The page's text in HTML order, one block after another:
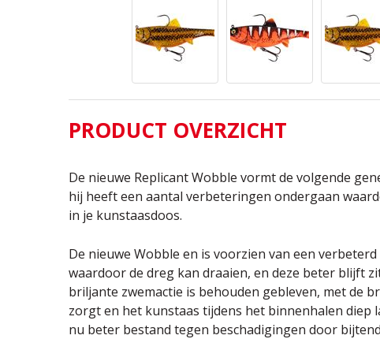
PRODUCT OVERZICHT
De nieuwe Replicant Wobble vormt de volgende
hij heeft een aantal verbeteringen ondergaan
in je kunstaasdoos.
De nieuwe Wobble en is voorzien van een
waardoor de dreg kan draaien, en deze beter blijft
briljante zwemactie is behouden gebleven, met de
zorgt en het kunstaas tijdens het binnenhalen diep
nu beter bestand tegen beschadigingen door